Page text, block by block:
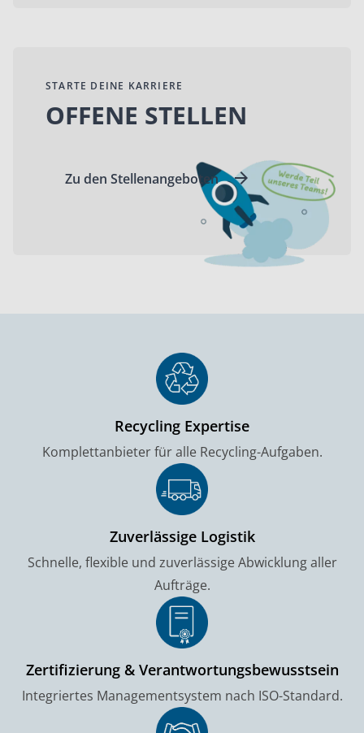
STARTE DEINE KARRIERE
OFFENE STELLEN
Zu den Stellenangeboten
Recycling Expertise
Komplettanbieter für alle Recycling-Aufgaben.
Zuverlässige Logistik
Schnelle, flexible und zuverlässige Abwicklung aller
Aufträge.
Zertifizierung & Verantwortungsbewusstsein
Integriertes Managementsystem nach ISO-Standard.